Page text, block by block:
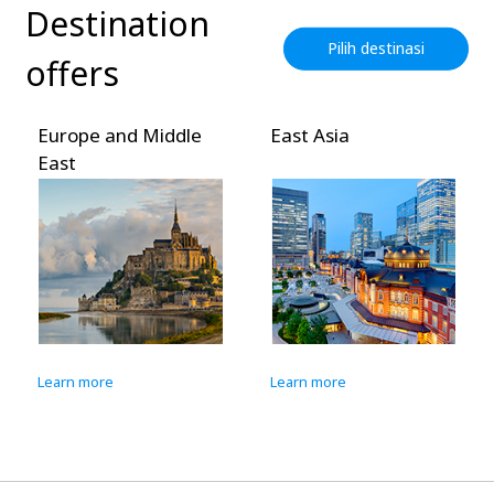
Destination
offers
Pilih destinasi
Europe and Middle
East
Learn more
East Asia
Learn more